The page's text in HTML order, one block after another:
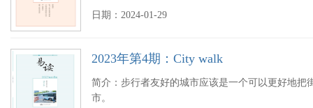
日期：2024-01-29
2023年第4期：City walk
简介：步行者友好的城市应该是一个可以更好地把
市。